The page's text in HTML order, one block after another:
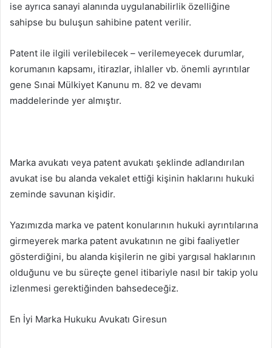
ise ayrıca sanayi alanında uygulanabilirlik özelliğine
sahipse bu buluşun sahibine patent verilir.
Patent ile ilgili verilebilecek – verilemeyecek durumlar,
korumanın kapsamı, itirazlar, ihlaller vb. önemli ayrıntılar
gene Sınai Mülkiyet Kanunu m. 82 ve devamı
maddelerinde yer almıştır.
Marka avukatı veya patent avukatı şeklinde adlandırılan
avukat ise bu alanda vekalet ettiği kişinin haklarını hukuki
zeminde savunan kişidir.
Yazımızda marka ve patent konularının hukuki ayrıntılarına
girmeyerek marka patent avukatının ne gibi faaliyetler
gösterdiğini, bu alanda kişilerin ne gibi yargısal haklarının
olduğunu ve bu süreçte genel itibariyle nasıl bir takip yolu
izlenmesi gerektiğinden bahsedeceğiz.
En İyi Marka Hukuku Avukatı Giresun